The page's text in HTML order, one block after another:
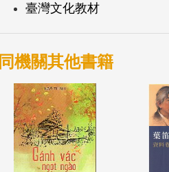
臺灣文化教材
同機關其他書籍